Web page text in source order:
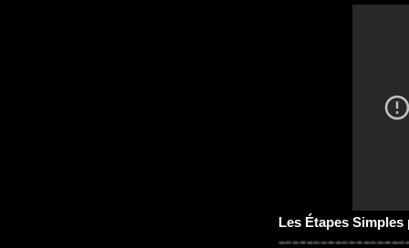
Les Étapes